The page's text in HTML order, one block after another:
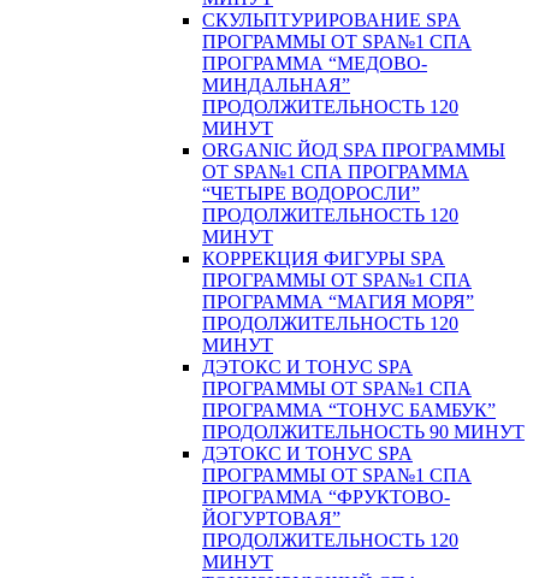
СКУЛЬПТУРИРОВАНИЕ SPA
ПРОГРАММЫ ОТ SPA№1 СПА
ПРОГРАММА “МЕДОВО-
МИНДАЛЬНАЯ”
ПРОДОЛЖИТЕЛЬНОСТЬ 120
МИНУТ
ORGANIC ЙОД SPA ПРОГРАММЫ
ОТ SPA№1 СПА ПРОГРАММА
“ЧЕТЫРЕ ВОДОРОСЛИ”
ПРОДОЛЖИТЕЛЬНОСТЬ 120
МИНУТ
КОРРЕКЦИЯ ФИГУРЫ SPA
ПРОГРАММЫ ОТ SPA№1 СПА
ПРОГРАММА “МАГИЯ МОРЯ”
ПРОДОЛЖИТЕЛЬНОСТЬ 120
МИНУТ
ДЭТОКС И ТОНУС SPA
ПРОГРАММЫ ОТ SPA№1 СПА
ПРОГРАММА “ТОНУС БАМБУК”
ПРОДОЛЖИТЕЛЬНОСТЬ 90 МИНУТ
ДЭТОКС И ТОНУС SPA
ПРОГРАММЫ ОТ SPA№1 СПА
ПРОГРАММА “ФРУКТОВО-
ЙОГУРТОВАЯ”
ПРОДОЛЖИТЕЛЬНОСТЬ 120
МИНУТ